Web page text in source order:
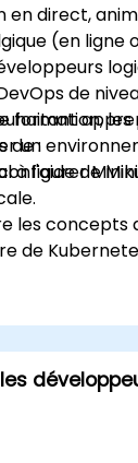
direct,
(en ligne
de
un
à l'aide de
formation,
de :
les concepts
de
du tableau de
des
et de
pour le